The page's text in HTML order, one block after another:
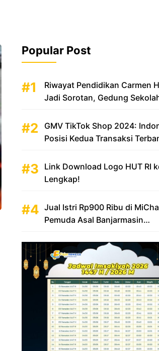
Popular Post
Riwayat Pendidikan Carmen
Jadi Sorotan, Gedung
GMV TikTok Shop 2024:
Posisi Kedua Transaksi
Link Download Logo HUT RI
Lengkap!
Jual Istri Rp900 Ribu di
Pemuda Asal Banjarmasin